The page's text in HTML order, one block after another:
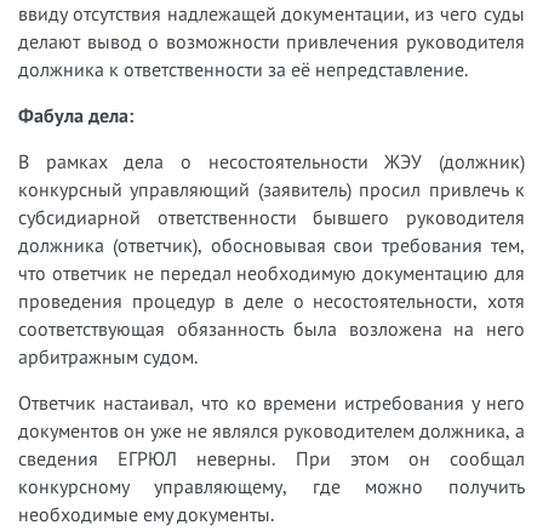
ввиду отсутствия надлежащей документации, из чего суды
делают вывод о возможности привлечения руководителя
должника к ответственности за её непредставление.
Фабула дела:
В рамках дела о несостоятельности ЖЭУ (должник)
конкурсный управляющий (заявитель) просил привлечь к
субсидиарной ответственности бывшего руководителя
должника (ответчик), обосновывая свои требования тем,
что ответчик не передал необходимую документацию для
проведения процедур в деле о несостоятельности, хотя
соответствующая обязанность была возложена на него
арбитражным судом.
Ответчик настаивал, что ко времени истребования у него
документов он уже не являлся руководителем должника, а
сведения ЕГРЮЛ неверны. При этом он сообщал
конкурсному управляющему, где можно получить
необходимые ему документы.